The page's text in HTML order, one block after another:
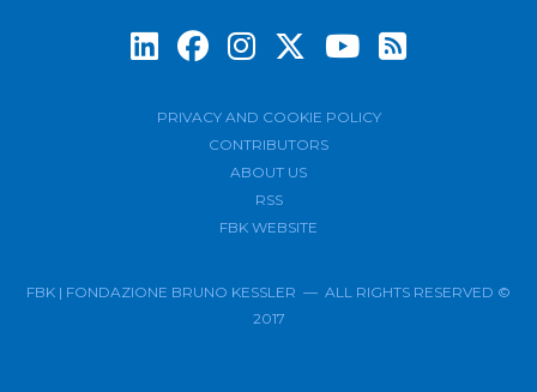
PRIVACY AND COOKIE POLICY
CONTRIBUTORS
ABOUT US
RSS
FBK WEBSITE
FBK | FONDAZIONE BRUNO KESSLER — ALL RIGHTS RESERVED ©
2017